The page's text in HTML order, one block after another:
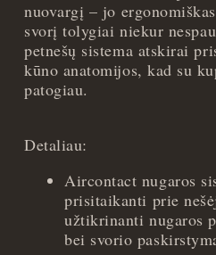
nuovargį – jo
svorį tolygiai niekur
petnešų sistema atskirai
kūno anatomijos, kad su
patogiau.
Detaliau:
Aircontact nugaros
prisitaikanti prie
užtikrinanti nugaros
bei svorio